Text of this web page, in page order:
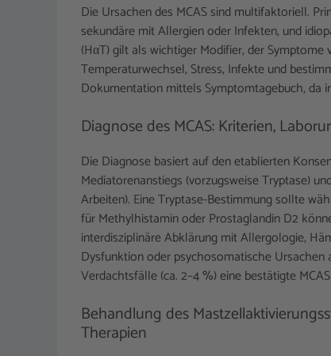
Die Ursachen des MCAS sind multifaktoriell.
sekundäre mit Allergien oder Infekten, und
(HαT) gilt als wichtiger Modifier, der
Temperaturwechsel, Stress, Infekte und
Dokumentation mittels Symptomtagebuch, da
Diagnose des MCAS: Kriterien,
Die Diagnose basiert auf den etablierten
Mediatorenanstiegs (vorzugsweise Tryptase)
Arbeiten). Eine Tryptase-Bestimmung sollte
für Methylhistamin oder Prostaglandin D2
interdisziplinäre Abklärung mit Allergologie,
Dysfunktion oder psychosomatische Ursachen
Verdachtsfälle (ca. 2–4 %) eine bestätigte
Behandlung des
Therapien